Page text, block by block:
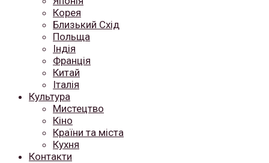
Корея
Близький Схід
Польща
Індія
Франція
Китай
Італія
Культура
Мистецтво
Кіно
Країни та міста
Кухня
Контакти